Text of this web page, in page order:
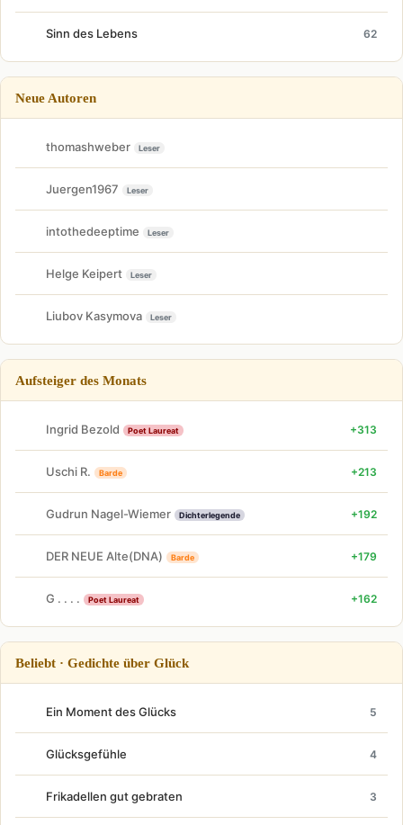
Sinn des Lebens 62
Neue Autoren
thomashweber Leser
Juergen1967 Leser
intothedeeptime Leser
Helge Keipert Leser
Liubov Kasymova Leser
Aufsteiger des Monats
Ingrid Bezold Poet Laureat +313
Uschi R. Barde +213
Gudrun Nagel-Wiemer Dichterlegende +192
DER NEUE Alte(DNA) Barde +179
G . . . . Poet Laureat +162
Beliebt · Gedichte über Glück
Ein Moment des Glücks 5
Glücksgefühle 4
Frikadellen gut gebraten 3